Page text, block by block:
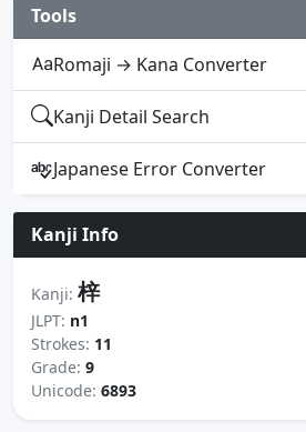
Tools
Romaji → Kana Converter
Kanji Detail Search
Japanese Error Converter
Kanji Info
Kanji: 梓
JLPT: n1
Strokes: 11
Grade: 9
Unicode: 6893